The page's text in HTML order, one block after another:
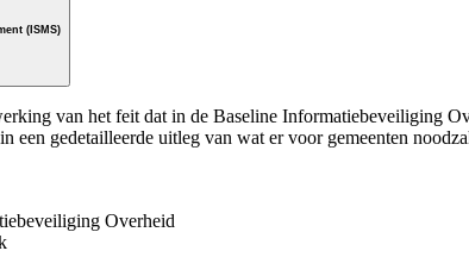
(ISMS)
van het feit dat in de Baseline Informatiebeveiliging
een gedetailleerde uitleg van wat er voor gemeenten
Overheid